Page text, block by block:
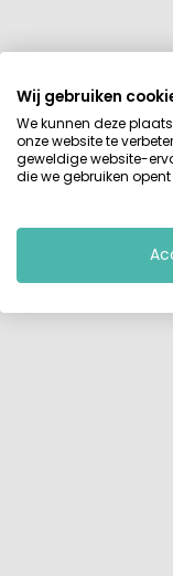
Wij gebruiken
We kunnen deze
onze website te
geweldige website-
die we gebruiken